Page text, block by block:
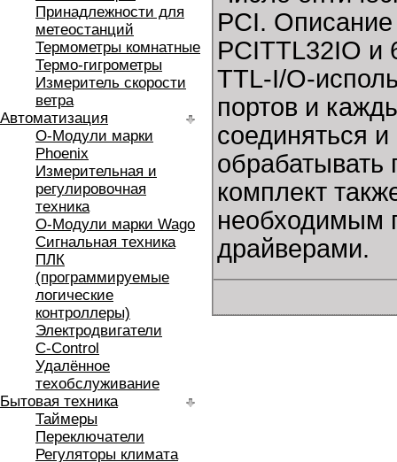
Принадлежности для
метеостанций
Термометры комнатные
Термо-гигрометры
Измеритель скорости
ветра
Автоматизация
O-Модули марки
Phoenix
Измерительная и
регулировочная
техника
O-Модули марки Wago
Сигнальная техника
ПЛК
(программируемые
логические
контроллеры)
Электродвигатели
C-Control
Удалённое
техобслуживание
Бытовая техника
Таймеры
Переключатели
Регуляторы климата
PCI.
PCITTL32IO и
TTL-I/O-
портов и
соединяться
обрабатывать
комплект
необходимым
драйверами.